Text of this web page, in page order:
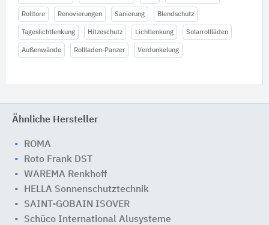
Rolltore Renovierungen Sanierung Blendschutz
Tageslichtlenkung Hitzeschutz Lichtlenkung Solarrollläden
Außenwände Rollladen-Panzer Verdunkelung
Ähnliche Hersteller
ROMA
Roto Frank DST
WAREMA Renkhoff
HELLA Sonnenschutztechnik
SAINT-GOBAIN ISOVER
Schüco International Alusysteme